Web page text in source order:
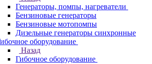
Генераторы, помпы, нагреватели
Бензиновые генераторы
Бензиновые мотопомпы
Дизельные генераторы синхронные
оборудование
Назад
Гибочное оборудование